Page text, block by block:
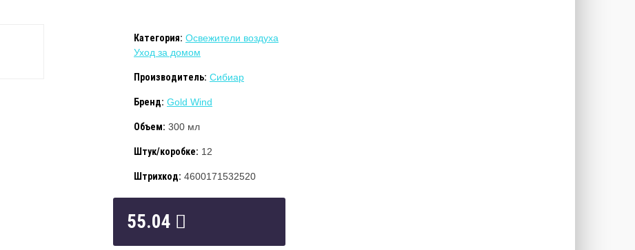
Категория: Освежители воздуха
Уход за домом
Производитель: Сибиар
Бренд: Gold Wind
Объем: 300 мл
Штук/коробке: 12
Штрихкод: 4600171532520
55.04